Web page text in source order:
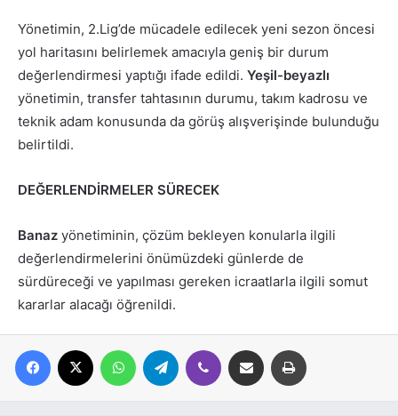
Yönetimin, 2.Lig’de mücadele edilecek yeni sezon öncesi
yol haritasını belirlemek amacıyla geniş bir durum
değerlendirmesi yaptığı ifade edildi. Yeşil-beyazlı
yönetimin, transfer tahtasının durumu, takım kadrosu ve
teknik adam konusunda da görüş alışverişinde bulunduğu
belirtildi.
DEĞERLENDİRMELER SÜRECEK
Banaz yönetiminin, çözüm bekleyen konularla ilgili
değerlendirmelerini önümüzdeki günlerde de
sürdüreceği ve yapılması gereken icraatlarla ilgili somut
kararlar alacağı öğrenildi.
Facebook WhatsAppTelegram Viber E-posta ile paylaş